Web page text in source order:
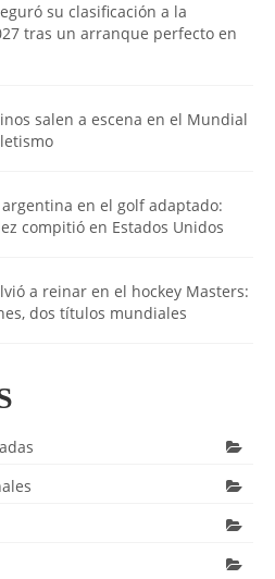
su clasificación a la
tras un arranque perfecto en
salen a escena en el Mundial
en el golf adaptado:
compitió en Estados Unidos
a reinar en el hockey Masters:
dos títulos mundiales